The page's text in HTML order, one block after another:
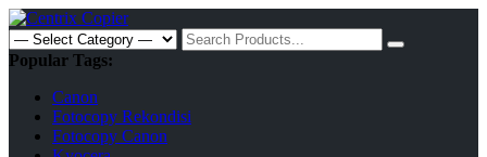
Skip
to
content
Search
for:
Popular Tags:
Canon
Fotocopy Rekondisi
Fotocopy Canon